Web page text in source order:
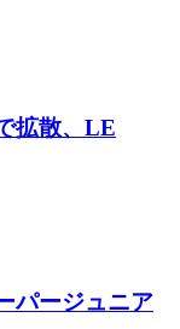
拡散、LE
パージュニア